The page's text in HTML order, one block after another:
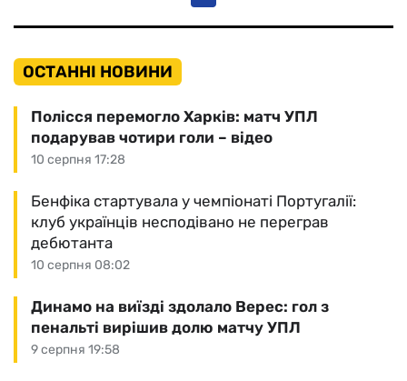
ОСТАННІ НОВИНИ
10 серпня 17:28
Полісся перемогло Харків: матч УПЛ
подарував чотири голи – відео
10 серпня 08:02
Бенфіка стартувала у чемпіонаті Португалії:
клуб українців несподівано не переграв
дебютанта
9 серпня 19:58
Динамо на виїзді здолало Верес: гол з
пенальті вирішив долю матчу УПЛ